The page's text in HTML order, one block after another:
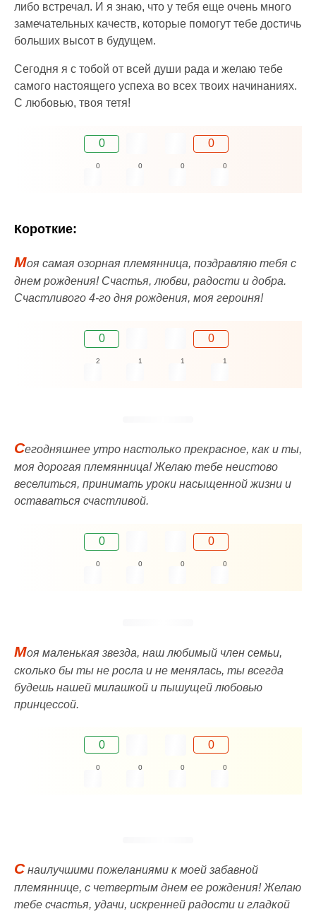
либо встречал. И я знаю, что у тебя еще очень много
замечательных качеств, которые помогут тебе достичь
больших высот в будущем.
Сегодня я с тобой от всей души рада и желаю тебе
самого настоящего успеха во всех твоих начинаниях.
С любовью, твоя тетя!
0 0
0 0 0 0
Короткие:
Моя самая озорная племянница, поздравляю тебя с
днем рождения! Счастья, любви, радости и добра.
Счастливого 4-го дня рождения, моя героиня!
0 0
2 1 1 1
Сегодняшнее утро настолько прекрасное, как и ты,
моя дорогая племянница! Желаю тебе неистово
веселиться, принимать уроки насыщенной жизни и
оставаться счастливой.
0 0
0 0 0 0
Моя маленькая звезда, наш любимый член семьи,
сколько бы ты не росла и не менялась, ты всегда
будешь нашей милашкой и пышущей любовью
принцессой.
0 0
0 0 0 0
Снаилучшими пожеланиями к моей забавной
племяннице, с четвертым днем ее рождения! Желаю
тебе счастья, удачи, искренней радости и гладкой